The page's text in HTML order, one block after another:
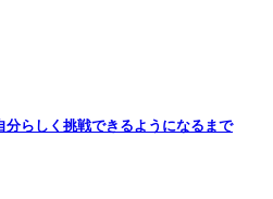
分らしく挑戦できるようになるまで